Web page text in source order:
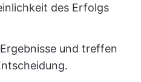
des Erfolgs
und treffen